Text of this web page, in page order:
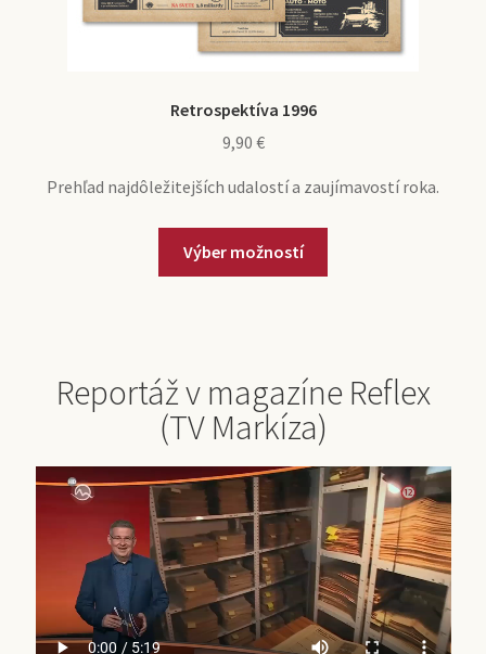
Retrospektíva 1996
9,90 €
Prehľad najdôležitejších udalostí a zaujímavostí roka.
Výber možností
Reportáž v magazíne Reflex
(TV Markíza)